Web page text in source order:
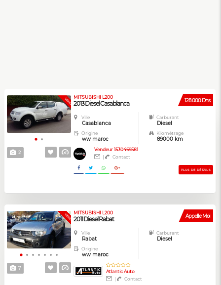
2
VENDUE 128 000 Dhs
MITSUBISHI L200
2013 Diesel Casablanca
Ville
Casablanca
Carburant
Diesel
Origine
ww maroc
Kilométrage
89000 km
Vendeur 1530469581
|
Contact
PLUS DE DÉTAILS
7
VENDUE Appelle Moi
MITSUBISHI L200
2011 Diesel Rabat
Ville
Rabat
Carburant
Diesel
Origine
ww maroc
Atlantic Auto
|
Contact